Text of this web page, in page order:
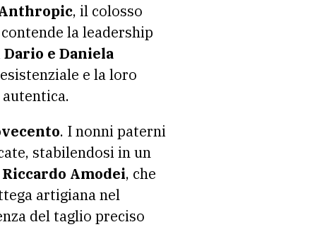
, il colosso
contende la leadership
Dario e Daniela
e la loro
. I nonni paterni
stabilendosi in un
Riccardo Amodei, che
artigiana nel
del taglio preciso